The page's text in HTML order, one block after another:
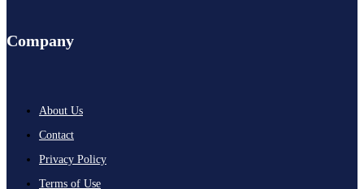
Company
About Us
Contact
Privacy Policy
Terms of Use